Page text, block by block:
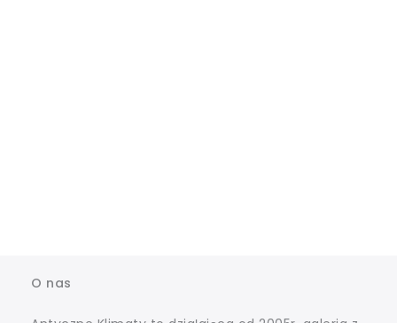
O nas